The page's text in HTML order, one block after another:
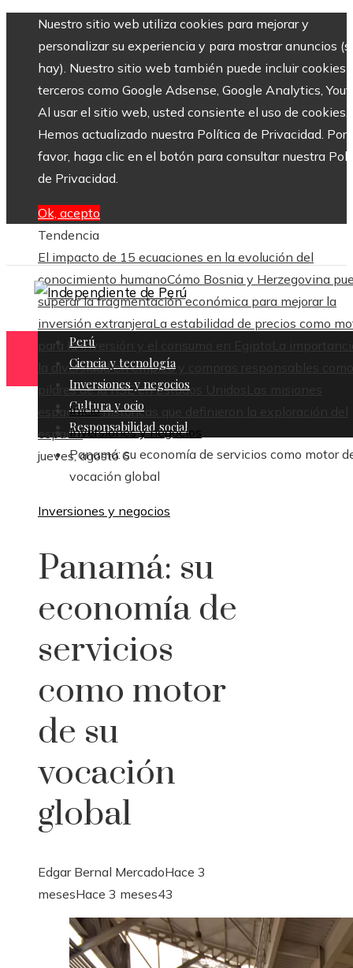
Nuestro sitio web utiliza cookies para mejorar y
personalizar su experiencia y para mostrar anuncios
hay). Nuestro sitio web también puede incluir cookies
terceros como Google Adsense, Google Analytics,
Al usar el sitio web, usted consiente el uso de cookies.
Hemos actualizado nuestra Política de Privacidad. Por
favor, haga clic en el botón para consultar nuestra
de Privacidad.
Ok, acepto
Tendencia
El impacto de 15 ecuaciones en la evolución del
conocimiento humanoCómo Bosnia y Herzegovina
superar la fragmentación económica para mejorar la
inversión extranjeraLa estabilidad de precios como
para la inversión y el consumo en Egipto La
la diversidad en empleo y compras responsables como
pilares de la RSE en Estados Unidos
Las misiones
espaciales históricas que definieron la exploración del
espacio
jueves, agosto 6
Perú
Ciencia y tecnología
Inversiones y negocios
Cultura y ocio
Responsabilidad social
Inicio
Inversiones y negocios
Panamá: su economía de servicios como motor
vocación global
Inversiones y negocios
Panamá: su
economía de
servicios
como motor
de su
vocación
global
Edgar Bernal MercadoHace 3
mesesHace 3 meses43